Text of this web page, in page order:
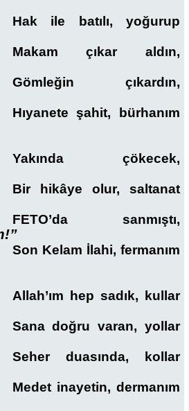
Hak ile batılı, yoğurup
Makam çıkar aldın,
Gömleğin çıkardın,
Hıyanete şahit, bürhanım
Yakında çökecek,
Bir hikâye olur, saltanat
FETO’da sanmıştı,
Son Kelam İlahi, fermanım
Allah’ım hep sadık, kullar
Sana doğru varan, yollar
Seher duasında, kollar
Medet inayetin, dermanım